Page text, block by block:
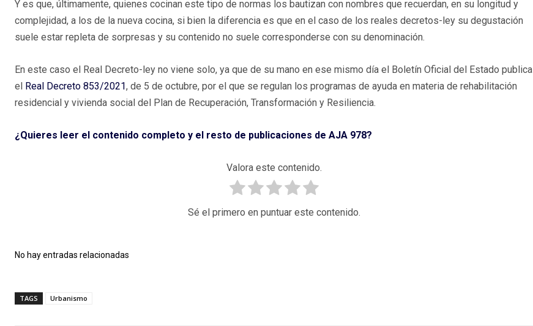
Y es que, últimamente, quienes cocinan este tipo de normas los bautizan con nombres que recuerdan, en su longitud y
complejidad, a los de la nueva cocina, si bien la diferencia es que en el caso de los reales decretos-ley su degustación
suele estar repleta de sorpresas y su contenido no suele corresponderse con su denominación.
En este caso el Real Decreto-ley no viene solo, ya que de su mano en ese mismo día el Boletín Oficial del Estado publica
el Real Decreto 853/2021, de 5 de octubre, por el que se regulan los programas de ayuda en materia de rehabilitación
residencial y vivienda social del Plan de Recuperación, Transformación y Resiliencia.
¿Quieres leer el contenido completo y el resto de publicaciones de AJA 978?
Valora este contenido.
Sé el primero en puntuar este contenido.
No hay entradas relacionadas
TAGS Urbanismo